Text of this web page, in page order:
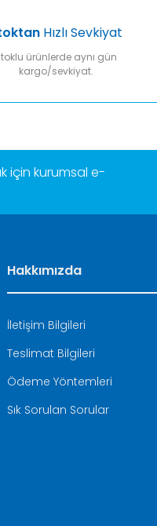
Hızlı Sevkiyat
ürünlerde aynı gün
kargo/sevkiyat.
için kurumsal e-
Hakkımızda
İletişim Bilgileri
Teslimat Bilgileri
Ödeme Yöntemleri
Sık Sorulan Sorular